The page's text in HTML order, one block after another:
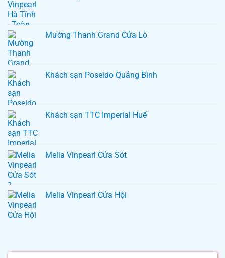
Mường Thanh Grand Cửa Lò
Khách sạn Poseido Quảng Bình
Khách sạn TTC Imperial Huế
Melia Vinpearl Cửa Sót
Melia Vinpearl Cửa Hội